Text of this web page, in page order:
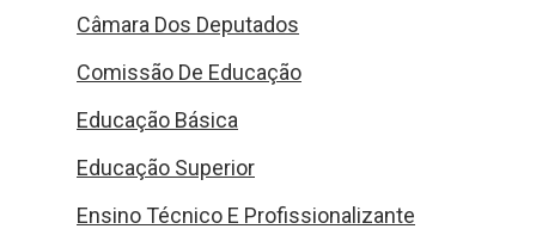
Câmara Dos Deputados
Comissão De Educação
Educação Básica
Educação Superior
Ensino Técnico E Profissionalizante